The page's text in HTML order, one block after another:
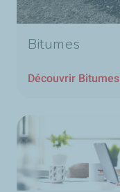
Bitumes
Découvrir Bitumes